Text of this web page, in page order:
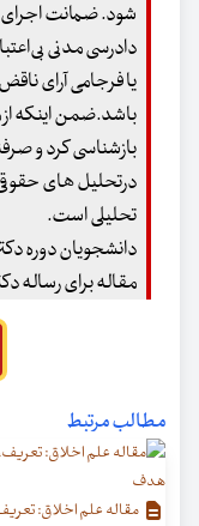
شود. ضمانت اجرای
دادرسی مدنی
یا فرجامی آرای
باشد.ضمن اینکه از
بازشناسی کرد و
درتحلیل های
تحلیلی است.
دانشجویان دوره
مقاله برای رساله
مطالب مرتبط
مقاله علم اخلاق: